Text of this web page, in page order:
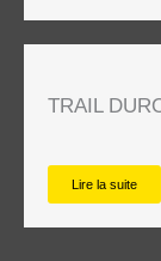
TRAIL
Lire la suite